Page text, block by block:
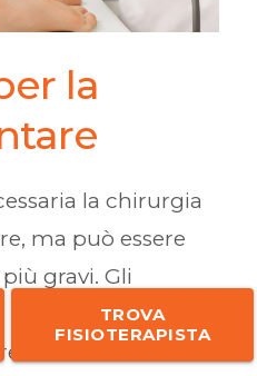
la
la chirurgia
ma può essere
gravi. Gli
per la fascite
TROVA
FISIOTERAPISTA